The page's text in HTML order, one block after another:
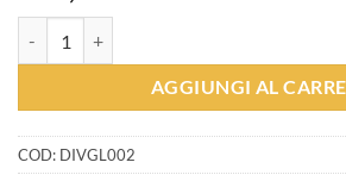
AGGIUNGI AL
COD: DIVGL002